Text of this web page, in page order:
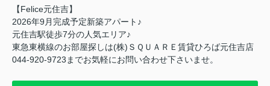
【Felice元住吉】
2026年9月完成予定新築アパート♪
元住吉駅徒歩7分の人気エリア♪
東急東横線のお部屋探しは(株)ＳＱＵＡＲＥ賃貸ひろば元住吉店
044-920-9723までお気軽にお問い合わせ下さいませ。